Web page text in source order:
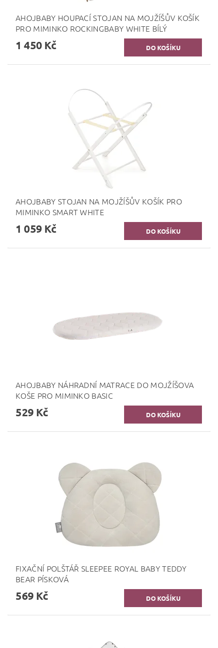
AHOJBABY HOUPACÍ STOJAN NA MOJŽÍŠŮV KOŠÍK
PRO MIMINKO ROCKINGBABY WHITE BÍLÝ
1 450 Kč
AHOJBABY STOJAN NA MOJŽÍŠŮV KOŠÍK PRO
MIMINKO SMART WHITE
1 059 Kč
AHOJBABY NÁHRADNÍ MATRACE DO MOJŽÍŠOVA
KOŠE PRO MIMINKO BASIC
529 Kč
FIXAČNÍ POLŠTÁŘ SLEEPEE ROYAL BABY TEDDY
BEAR PÍSKOVÁ
569 Kč